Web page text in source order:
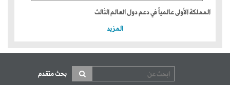
المملكة الأولى عالمياً في دعم دول العالم الثالث
المزيد
بحث متقدم